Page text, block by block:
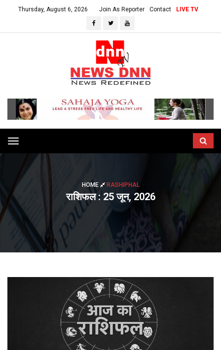
Thursday, August 6, 2026 Join As Reporter Contact LIVE TV
Toggle
navigation
HOME RASHIPHAL
राशिफल : 25 जून, 2026